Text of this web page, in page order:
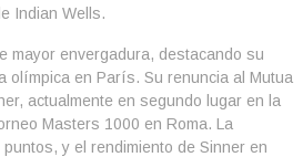
Indian Wells.
mayor envergadura, destacando su
olímpica en París. Su renuncia al Mutua
actualmente en segundo lugar en la
Masters 1000 en Roma. La
y el rendimiento de Sinner en